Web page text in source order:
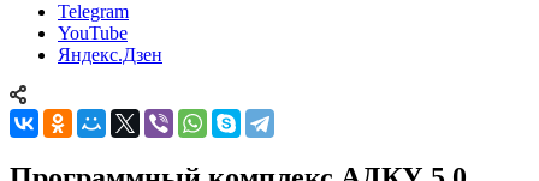
Telegram
YouTube
Яндекс.Дзен